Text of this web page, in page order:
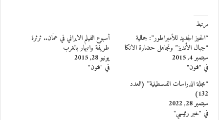
مرتبط
“الحيز الجديد للأمبراطور”: جمالية
“جبال الأنديز” وتجاهل حضارة الانكا
سبتمبر 4, 2015
في "فنون"
أسبوع الفيلم الايراني في عمّان.. ثرثرة
طريفة وانبهار بالغرب
يونيو 28, 2015
في "فنون"
“مجلة الدراسات الفلسطينية” (العدد
132)
سبتمبر 28, 2022
في "خبر رئيسي"